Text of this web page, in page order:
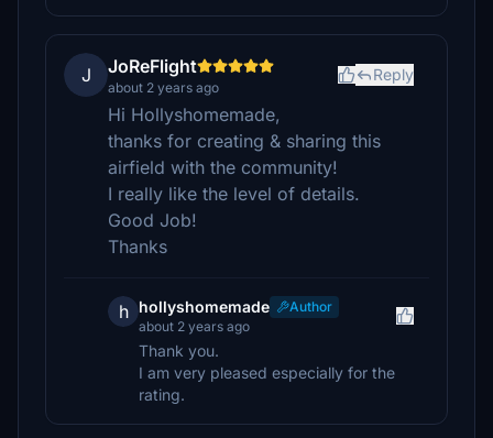
J JoReFlight
about 2 years ago
Reply
Hi Hollyshomemade,
thanks for creating & sharing this
airfield with the community!
I really like the level of details.
Good Job!
Thanks
h hollyshomemade
Author
about 2 years ago
Thank you.
I am very pleased especially for the
rating.